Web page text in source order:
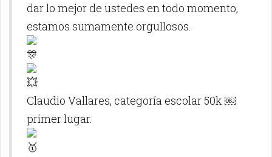
dar lo mejor de ustedes en todo momento,
estamos sumamente orgullosos.
Claudio Vallares, categoría escolar 50k ￼
primer lugar.